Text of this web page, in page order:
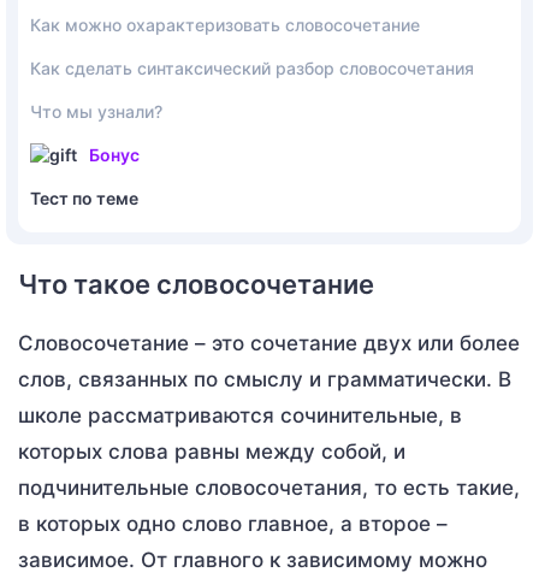
Как можно охарактеризовать словосочетание
Как сделать синтаксический разбор словосочетания
Что мы узнали?
Бонус
Тест по теме
Что такое словосочетание
Словосочетание – это сочетание двух или более
слов, связанных по смыслу и грамматически. В
школе рассматриваются сочинительные, в
которых слова равны между собой, и
подчинительные словосочетания, то есть такие,
в которых одно слово главное, а второе –
зависимое. От главного к зависимому можно